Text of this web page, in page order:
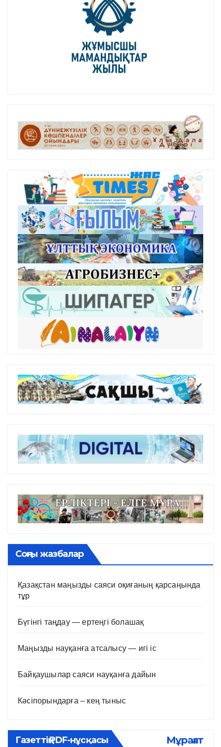
Соңғы жазбалар
Қазақстан маңызды саяси оқиғаның қарсаңында
тұр
Бүгінгі таңдау — ертеңгі болашақ
Маңызды науқанға атсалысу — игі іс
Байқаушылар саяси науқанға дайын
Кәсіпорындарға – кең тыныс
Газеттің PDF-нұсқасы Мұрағат